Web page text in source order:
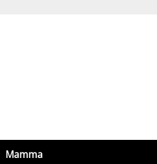
Mamma